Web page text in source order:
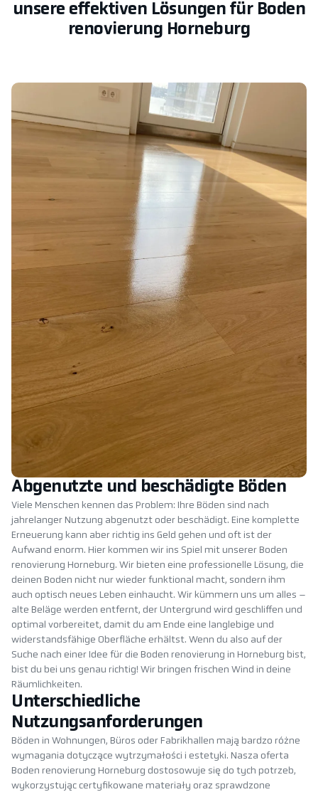
unsere effektiven Lösungen für Boden
renovierung Horneburg
Abgenutzte und beschädigte Böden
Viele Menschen kennen das Problem: Ihre Böden sind nach
jahrelanger Nutzung abgenutzt oder beschädigt. Eine komplette
Erneuerung kann aber richtig ins Geld gehen und oft ist der
Aufwand enorm. Hier kommen wir ins Spiel mit unserer Boden
renovierung Horneburg. Wir bieten eine professionelle Lösung, die
deinen Boden nicht nur wieder funktional macht, sondern ihm
auch optisch neues Leben einhaucht. Wir kümmern uns um alles –
alte Beläge werden entfernt, der Untergrund wird geschliffen und
optimal vorbereitet, damit du am Ende eine langlebige und
widerstandsfähige Oberfläche erhältst. Wenn du also auf der
Suche nach einer Idee für die Boden renovierung in Horneburg bist,
bist du bei uns genau richtig! Wir bringen frischen Wind in deine
Räumlichkeiten.
Unterschiedliche
Nutzungsanforderungen
Böden in Wohnungen, Büros oder Fabrikhallen mają bardzo różne
wymagania dotyczące wytrzymałości i estetyki. Nasza oferta
Boden renovierung Horneburg dostosowuje się do tych potrzeb,
wykorzystując certyfikowane materiały oraz sprawdzone